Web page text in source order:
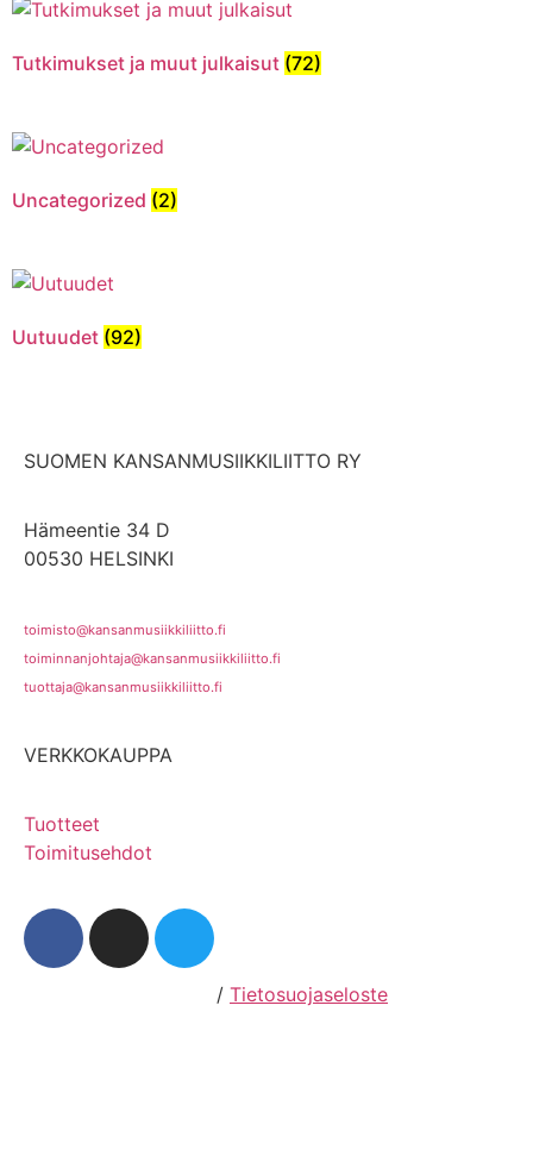
Tutkimukset ja muut julkaisut (72)
Uncategorized (2)
Uutuudet (92)
SUOMEN KANSANMUSIIKKILIITTO RY
Hämeentie 34 D
00530 HELSINKI
toimisto@kansanmusiikkiliitto.fi
toiminnanjohtaja@kansanmusiikkiliitto.fi
tuottaja@kansanmusiikkiliitto.fi
VERKKOKAUPPA
Tuotteet
Toimitusehdot
/ Tietosuojaseloste